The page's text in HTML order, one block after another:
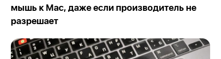
мышь к Mac, даже если производитель не
разрешает